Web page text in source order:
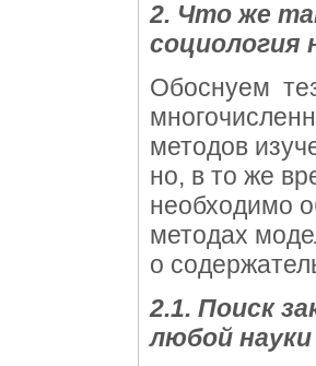
2. Что же
социология
Обоснуем
методов
но, в то же
необходимо
методах
о
2.1. Поиск
любой науки